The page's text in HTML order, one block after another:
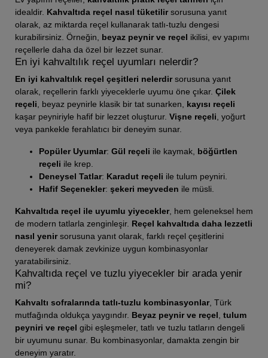
idealdir. Kahvaltıda reçel nasıl tüketilirsorusuna yanıt
olarak, az miktarda reçel kullanarak tatlı-tuzlu dengesi
kurabilirsiniz. Örneğin, beyaz peynir ve reçel ikilisi, ev yapımı
reçellerle daha da özel bir lezzet sunar.
En iyi kahvaltılık reçel uyumları nelerdir?
En iyi kahvaltılık reçel çeşitleri nelerdirsorusuna yanıt
olarak, reçellerin farklı yiyeceklerle uyumu öne çıkar. Çilek
reçeli , beyaz peynirle klasik bir tat sunarken, kayısı reçeli
kaşar peyniriyle hafif bir lezzet oluşturur. Vişne reçeli , yoğurt
veya pankekle ferahlatıcı bir deneyim sunar.
Popüler Uyumlar: Gül reçeli ile kaymak, böğürtlen
reçeli ile krep.
Deneysel Tatlar: Karadut reçeli ile tulum peyniri.
Hafif Seçenekler: şekeri meyveden ile müsli.
Kahvaltıda reçel ile uyumlu yiyecekler, hem geleneksel hem
de modern tatlarla zenginleşir. Reçel kahvaltıda daha lezzetli
nasıl yenirsorusuna yanıt olarak, farklı reçel çeşitlerini
deneyerek damak zevkinize uygun kombinasyonlar
yaratabilirsiniz.
Kahvaltıda reçel ve tuzlu yiyecekler bir arada yenir
mi?
Kahvaltı sofralarında tatlı-tuzlu kombinasyonlar, Türk
mutfağında oldukça yaygındır. Beyaz peynir ve reçel tulum
peyniri ve reçel gibi eşleşmeler, tatlı ve tuzlu tatların dengeli
bir uyumunu sunar. Bu kombinasyonlar, damakta zengin bir
deneyim yaratır.